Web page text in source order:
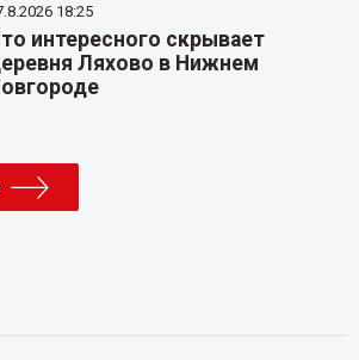
18:25
интересного скрывает
Ляхово в Нижнем